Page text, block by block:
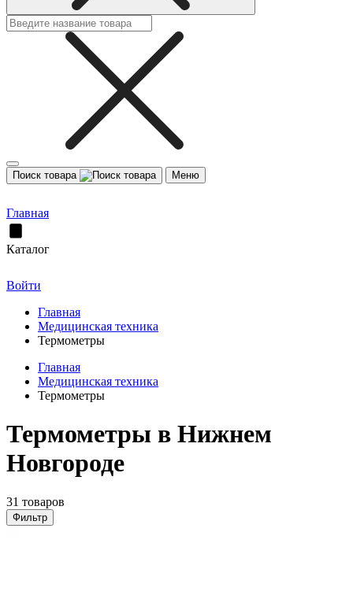
Поиск товара Меню
Главная
Каталог
Войти
Главная
Медицинская техника
Термометры
Главная
Медицинская техника
Термометры
Термометры в Нижнем
Новгороде
31 товаров
Фильтр